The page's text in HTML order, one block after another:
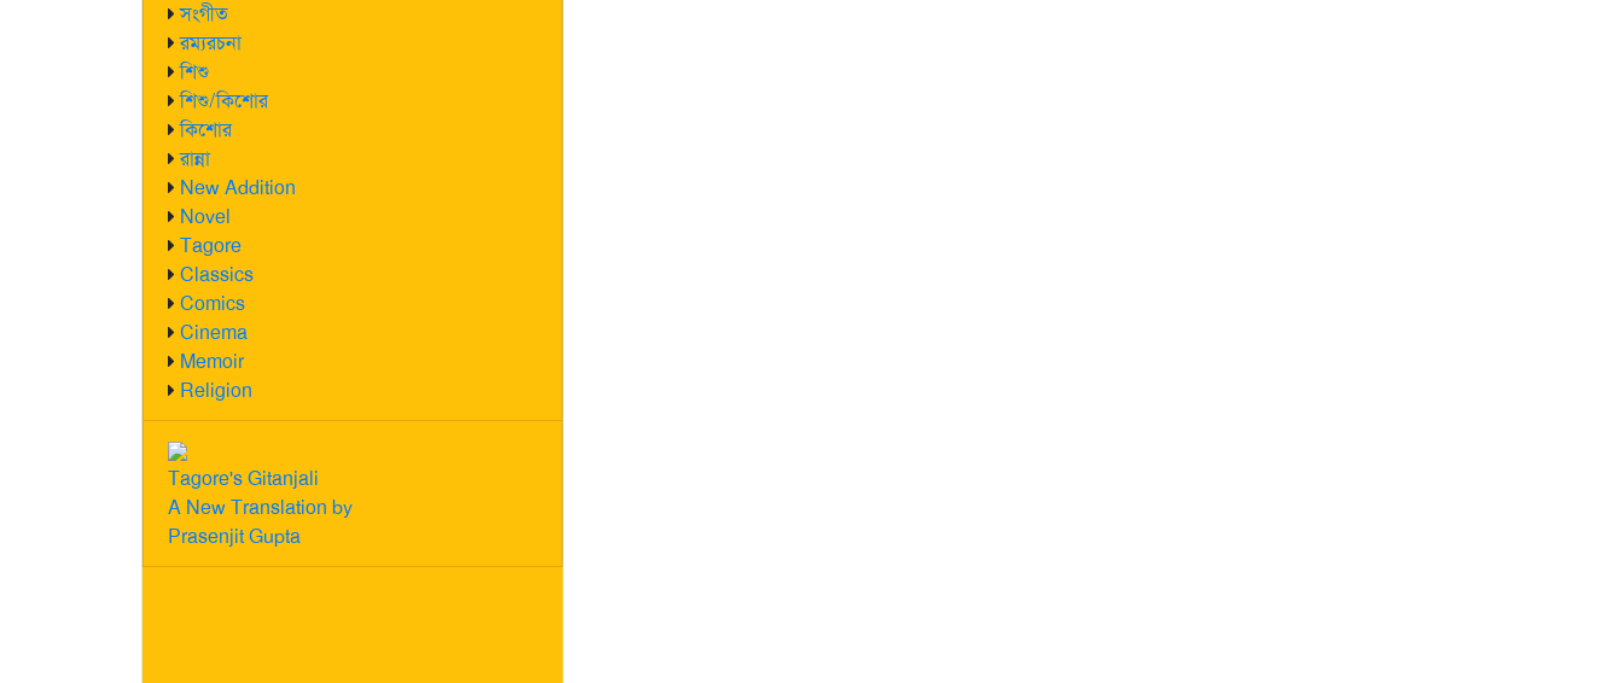
সংগীত
রম্যরচনা
শিশু
শিশু/কিশোর
কিশোর
রান্না
New Addition
Novel
Tagore
Classics
Comics
Cinema
Memoir
Religion
Tagore's Gitanjali
A New Translation by
Prasenjit Gupta